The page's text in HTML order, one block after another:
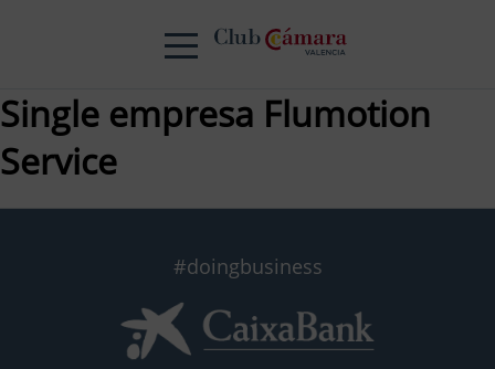
Single empresa Flumotion
Service
#doingbusiness